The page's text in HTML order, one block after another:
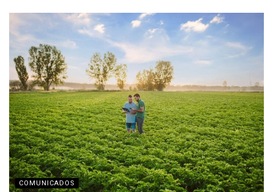
COMUNICADOS